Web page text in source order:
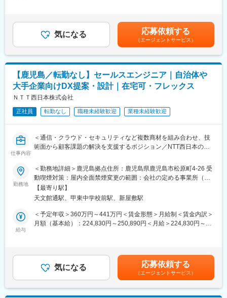
契約社員/正社員に関わらず、優秀なチーフセールスアドバイザー
は営業担当者へのキャリアアップもございます。
早いと１～2年程で営業担当者になる方もいるためよりスピード感
をもって正社員になれる制度です。
■ポジションの魅力：
・他の販売職や営業職になっても活かせる、一生モノの販売・コ
ミュニケーションスキルが身につきます
・営業職やマネジメントなど幅広い業務へチャレンジ可能なポジ
~、ベーシック：5,200円/月）が支給されます。
チーフセールスアドバイザーになると役割手当として16,600円/月
■こういう方にオススメ！
・コンプライアンス厳守、責任を持って業務に取り組める方
・前向きに取り組める方
・自身のキャリアアップを目指し、努力できる方
■配属先情報：
九州支店 エンジニア 12 名、福岡 7 名、鹿児島 5 名、20～50 代
※現在鹿児島・福岡ともに半数以上がフルリモートで勤務していま
す。
■中途入社社員の声：
・「良い意味で上下関係が厳しくなく、相談やコミュニケーショ
ンが取りやすい環境です。無理なお願いでも発言できる空気が流
れ、皆親身になって対応してくれる温かい社風です」
・「様々な業務に挑戦するチャンスがあります」
・「開発に注力できるので、好きなことに集中できる為、楽しく
■当社の魅力：
九州支店長が社員を一番大事にしており、過去のキャリアに捉わ
れずその人らしく働ける環境を提供したいと考えています。その
ため、案件の業務内容や働き方についても社員の希望を優先して
アサインされています。
過去には休職によるブランクがある方も転職し、現在も弊社で活
・2021年10月に東証一部上場（現東証プライム上場）の株式会社
CEホールディングスのグループ会社である株式会社システム情報
パートナーと株式会社ディージェーワールドが合併して誕生した
・主要事業である情報システム運用保守事業・システム開発事業
年2回（7,12月、平均2～4ヶ月分※前年度実績による）賃金はあく
までも目安の金額であり、選考を通じて上下する可能性がありま
す。月給(月額)は固定手当を含めた表記です。
気になる 応募依頼する
（エージェントサービス）
【鹿児島／転勤なし】セールスエンジニア｜自治体や
大手企業向けDX提案・設計｜在宅可・フレックス
ＮＴＴ西日本株式会社
正社員 転勤なし 職種未経験歓迎 業種未経験歓迎
仕事内容
＜通信・クラウド・セキュリティなど複数商材を組み合わせ、技
術面から顧客課題の解決を支援するポジション／NTT西日本の基
／フルフレックス・リモート可・残業月平均13H＞
◇仕事内容（具体イメージ）
本ポジションでは、営業と連携しながら、
自治体・地場企業（既存顧客中心）に対するICT提案を技術面から
支援します。
「人手不足」「業務効率化」「セキュリティ強化」「DX推進」な
単なる技術サポートではなく、
顧客の課題に基づいた提案内容の検討・設計に関わるポジション
勤務地
＜勤務地詳細＞鹿児島拠点住所：鹿児島県鹿児島市松原町4-26 受
動喫煙対策：屋内全面禁煙変更の範囲：会社の定める事業所（リ
モートワーク含む）
【最寄り駅】
天文館通駅、甲東中学校前駅、新屋敷駅
給与
＜予定年収＞360万円～441万円＜賃金形態＞月給制＜賃金内訳＞
月額（基本給）：224,830円～250,890円＜月給＞224,830円～
間/月の手当が含まれます。賃金はあくまでも目安の金額であり、
選考を通じて上下する可能性があります。月給(月額)は固定手当を
含めた表記です。
気になる 応募依頼する
（エージェントサービス）